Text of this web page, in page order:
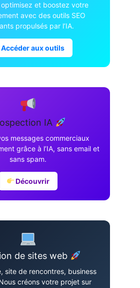
optimisez et boostez votre
avec des outils SEO
propulsés par l’IA.
Accéder aux outils
IA
messages commerciaux
grâce à l’IA, sans email et
sans spam.
Découvrir
de sites web
site de rencontres, business
créons votre projet sur